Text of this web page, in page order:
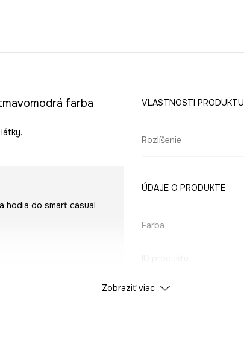
farba
hodia do smart casual
VLASTNOSTI PRODUKTU
Rozlíšenie
ÚDAJE O PRODUKTE
Farba
Výrobca
Zobraziť viac